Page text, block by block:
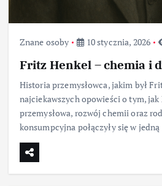
Znane osoby 10 stycznia, 2026
Fritz Henkel – chemia i
Historia przemysłowca, jakim był
najciekawszych opowieści o tym,
przemysłowa, rozwój chemii oraz
konsumpcyjna połączyły się w